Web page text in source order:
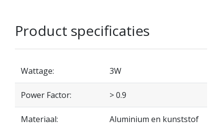
Product specificaties
Wattage: 3W
Power Factor: > 0.9
Materiaal: Aluminium en kunststof